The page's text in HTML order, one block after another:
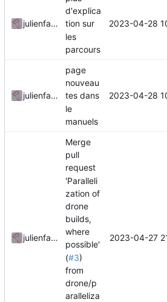
julienfastre
d'explica
tion sur
les
parcours
2023-04-28
julienfastre
page
nouveau
tes dans
le
manuels
2023-04-28
julienfastre
Merge
pull
request
'Paralleli
zation of
drone
builds,
where
possible'
(#3)
from
drone/p
aralleliza
2023-04-27